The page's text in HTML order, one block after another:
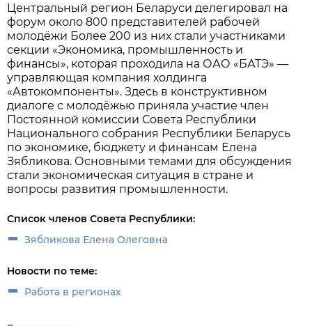
Центральный регион Беларуси делегировал на
форум около 800 представителей рабочей
молодёжи Более 200 из них стали участниками
секции «Экономика, промышленность и
финансы», которая проходила на ОАО «БАТЭ» —
управляющая компания холдинга
«Автокомпоненты». Здесь в конструктивном
диалоге с молодёжью приняла участие член
Постоянной комиссии Совета Республики
Национального собрания Республики Беларусь
по экономике, бюджету и финансам Елена
Зябликова. Основными темами для обсуждения
стали экономическая ситуация в стране и
вопросы развития промышленности.
Список членов Совета Республики:
Зябликова Елена Олеговна
Новости по теме:
Работа в регионах